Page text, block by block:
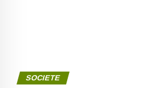
SOCIETE